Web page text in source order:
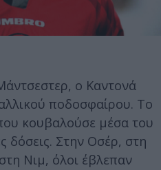
ο Καντονά
ποδοσφαίρου. Το
κουβαλούσε μέσα του
δόσεις. Στην Οσέρ, στη
Νιμ, όλοι έβλεπαν